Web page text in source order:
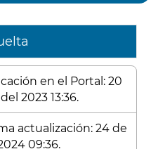
en el Portal: 20
2023 13:36.
actualización: 24 de
09:36.